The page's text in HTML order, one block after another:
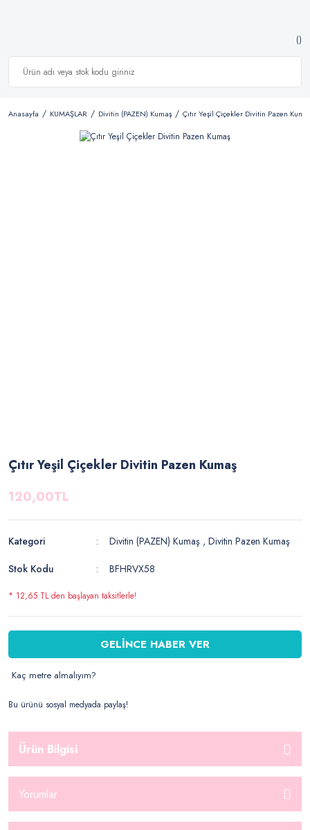
Anasayfa KUMAŞLAR Divitin (PAZEN) Kumaş Çıtır Yeşil Çiçekler Divitin Pazen
Çıtır Yeşil Çiçekler Divitin Pazen Kumaş
120,00TL
Kategori Divitin (PAZEN) Kumaş ,Divitin Pazen Kumaş
Stok Kodu
BFHRVX58
* 12,65 TL den başlayan taksitlerle!
GELİNCE HABER VER
Kaç metre almalıyım?
Bu ürünü sosyal medyada paylaş!
Ürün Bilgisi
Yorumlar